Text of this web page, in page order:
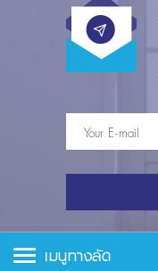
เมนูทางลัด